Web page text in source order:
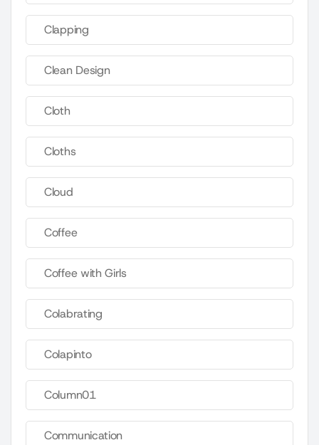
Clapping
Clean Design
Cloth
Cloths
Cloud
Coffee
Coffee with Girls
Colabrating
Colapinto
Column01
Communication